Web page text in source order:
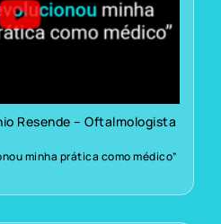
Resende – Oftalmologista
minha prática como médico”